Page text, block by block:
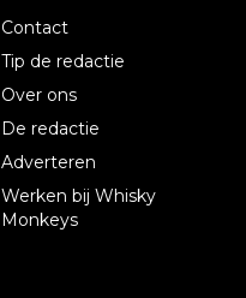
Contact
Tip de redactie
Over ons
De redactie
Adverteren
Werken bij Whisky
Monkeys